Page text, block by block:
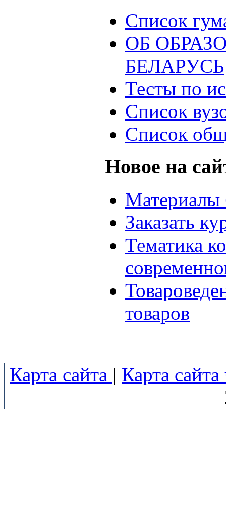
Список
ОБ
БЕЛАРУСЬ
Тесты по
Список
Список
Новое на
Материалы
Заказать
Тематика
товаров
Карта сайта | Карта сайта